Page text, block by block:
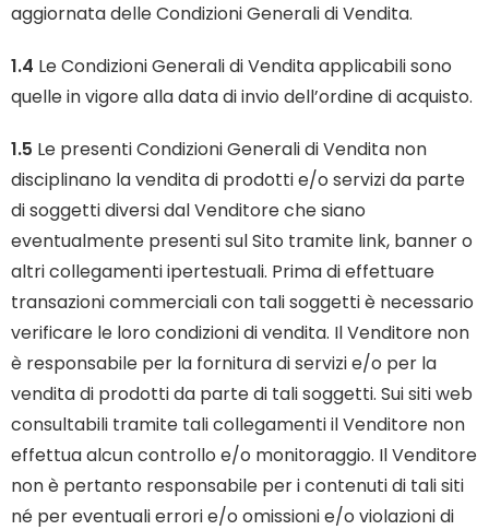
aggiornata delle Condizioni Generali di Vendita.
1.4 Le Condizioni Generali di Vendita applicabili sono
quelle in vigore alla data di invio dell’ordine di acquisto.
1.5 Le presenti Condizioni Generali di Vendita non
disciplinano la vendita di prodotti e/o servizi da parte
di soggetti diversi dal Venditore che siano
eventualmente presenti sul Sito tramite link, banner o
altri collegamenti ipertestuali. Prima di effettuare
transazioni commerciali con tali soggetti è necessario
verificare le loro condizioni di vendita. Il Venditore non
è responsabile per la fornitura di servizi e/o per la
vendita di prodotti da parte di tali soggetti. Sui siti web
consultabili tramite tali collegamenti il Venditore non
effettua alcun controllo e/o monitoraggio. Il Venditore
non è pertanto responsabile per i contenuti di tali siti
né per eventuali errori e/o omissioni e/o violazioni di